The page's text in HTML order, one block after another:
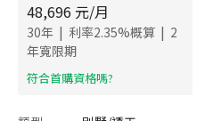
48,696 元/月
30年 | 利率2.35%概算 | 2
年寬限期
​符合首購資格嗎?